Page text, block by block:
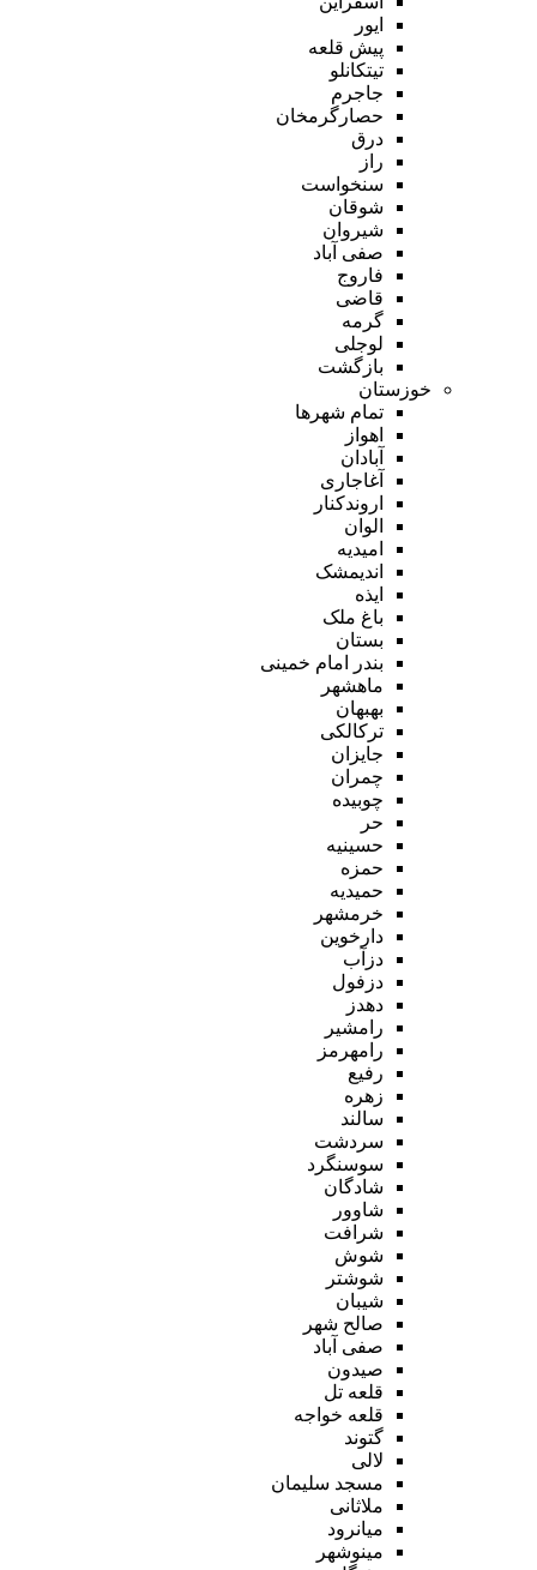
ایور
پیش قلعه
تیتکانلو
جاجرم
حصارگرمخان
درق
راز
سنخواست
شوقان
شیروان
صفی آباد
فاروج
قاضی
گرمه
لوجلی
بازگشت
خوزستان
تمام شهر‌ها
اهواز
آبادان
آغاجاری
اروندکنار
الوان
امیدیه
اندیمشک
ایذه
باغ ملک
بستان
بندر امام خمینی
ماهشهر
بهبهان
ترکالکی
جایزان
چمران
چوبیده
حر
حسینیه
حمزه
حمیدیه
خرمشهر
دارخوین
دزآب
دزفول
دهدز
رامشیر
رامهرمز
رفیع
زهره
سالند
سردشت
سوسنگرد
شادگان
شاوور
شرافت
شوش
شوشتر
شیبان
صالح شهر
صفی آباد
صیدون
قلعه تل
قلعه خواجه
گتوند
لالی
مسجد سلیمان
ملاثانی
میانرود
مینوشهر